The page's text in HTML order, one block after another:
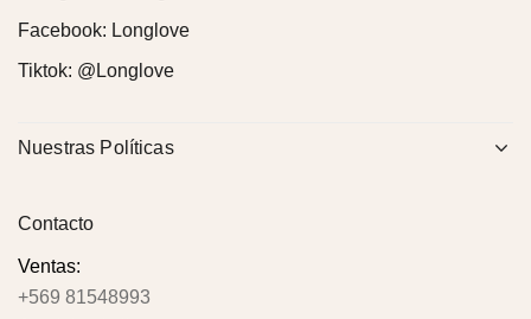
Facebook: Longlove
Tiktok: @Longlove
Nuestras Políticas
Contacto
Ventas:
+569 81548993